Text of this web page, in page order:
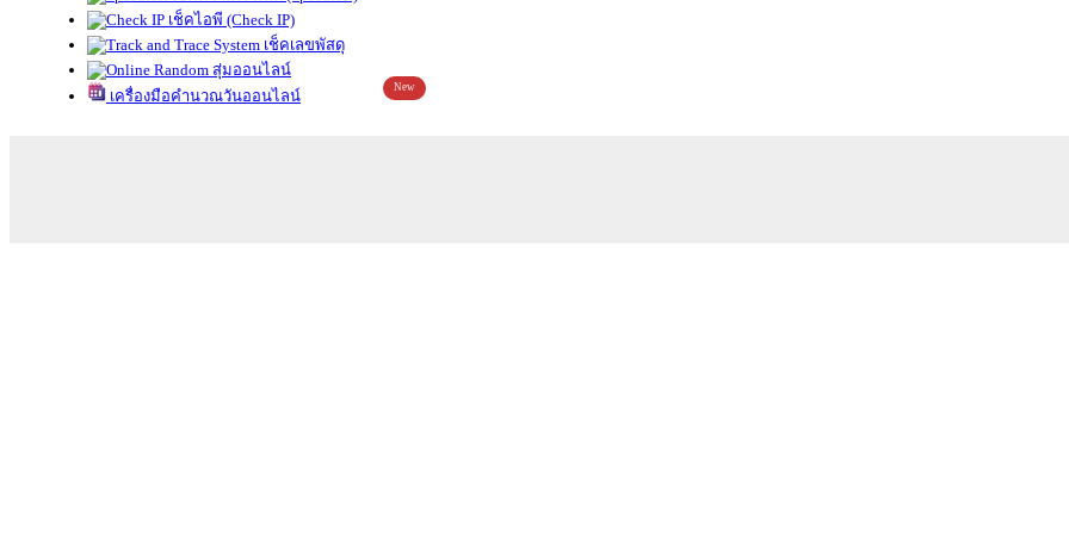
เช็คไอพี (Check IP)
เช็คเลขพัสดุ
สุ่มออนไลน์
เครื่องมือคำนวณวันออนไลน์
New